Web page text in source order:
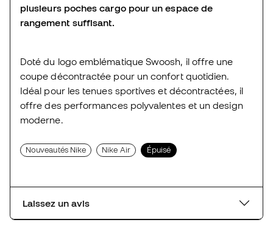
plusieurs poches cargo pour un espace de
rangement suffisant.
Doté du logo emblématique Swoosh, il offre une
coupe décontractée pour un confort quotidien.
Idéal pour les tenues sportives et décontractées, il
offre des performances polyvalentes et un design
moderne.
Nouveautés Nike Nike Air Épuisé
Laissez un avis